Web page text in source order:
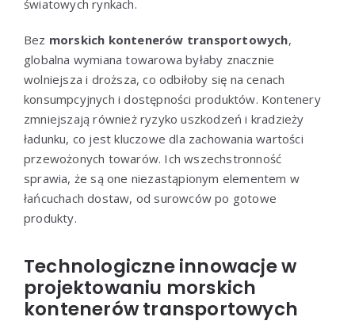
światowych rynkach.
Bez morskich kontenerów transportowych,
globalna wymiana towarowa byłaby znacznie
wolniejsza i droższa, co odbiłoby się na cenach
konsumpcyjnych i dostępności produktów. Kontenery
zmniejszają również ryzyko uszkodzeń i kradzieży
ładunku, co jest kluczowe dla zachowania wartości
przewożonych towarów. Ich wszechstronność
sprawia, że są one niezastąpionym elementem w
łańcuchach dostaw, od surowców po gotowe
produkty.
Technologiczne innowacje w
projektowaniu morskich
kontenerów transportowych